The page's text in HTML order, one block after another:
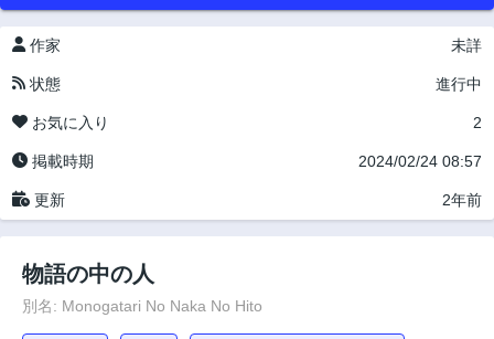
作家 未詳
状態 進行中
お気に入り 2
掲載時期 2024/02/24 08:57
更新 2年前
物語の中の人
別名: Monogatari No Naka No Hito